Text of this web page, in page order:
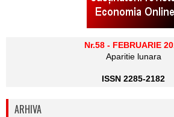
Nr.58 - FEBRUARIE
Aparitie lunara
ISSN 2285-2182
ARHIVA